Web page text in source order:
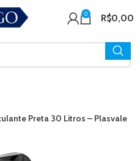
0 R$0,00
Preta 30 Litros – Plasvale